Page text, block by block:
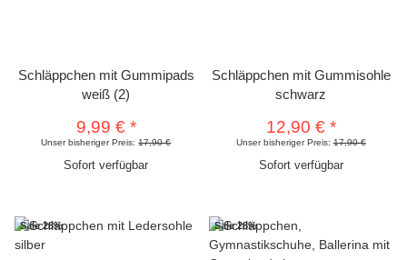
Schläppchen mit Gummipads
weiß (2)
9,99 € *
Unser bisheriger Preis:17,90 €
Sofort verfügbar
Schläppchen mit Gummisohle
schwarz
12,90 € *
Unser bisheriger Preis:17,90 €
Sofort verfügbar
Sale 28% Sale 28%